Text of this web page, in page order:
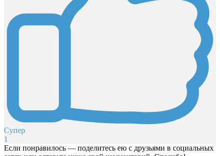
Супер
1
Если понравилось — поделитесь ею с друзьями в социальных